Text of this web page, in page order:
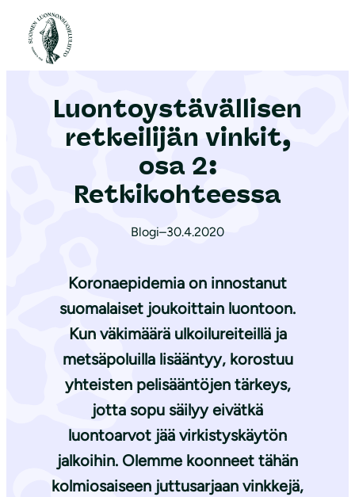
Etusivu
Luon­to­ys­tä­väl­li­sen
retkeilijän vinkit,
osa 2:
Retkikohteessa
Blogi–30.4.2020
Koronaepidemia on innostanut
suomalaiset joukoittain luontoon.
Kun väkimäärä ulkoilureiteillä ja
metsäpoluilla lisääntyy, korostuu
yhteisten pelisääntöjen tärkeys,
jotta sopu säilyy eivätkä
luontoarvot jää virkistyskäytön
jalkoihin. Olemme koonneet tähän
kolmiosaiseen juttusarjaan vinkkejä,